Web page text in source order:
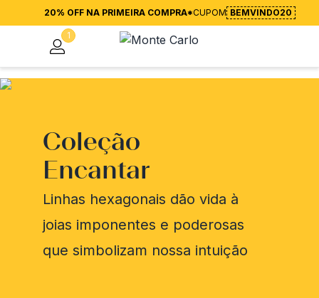
20% OFF NA PRIMEIRA COMPRA*CUPOM BEMVINDO20
1
Coleção
Encantar
Linhas hexagonais dão vida à
joias imponentes e poderosas
que simbolizam nossa intuição